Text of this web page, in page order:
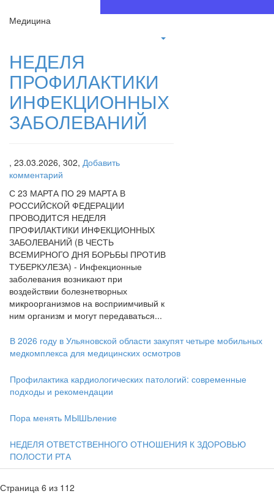
Медицина
НЕДЕЛЯ
ПРОФИЛАКТИКИ
ИНФЕКЦИОННЫХ
ЗАБОЛЕВАНИЙ
, 23.03.2026, 302, Добавить
комментарий
С 23 МАРТА ПО 29 МАРТА В
РОССИЙСКОЙ ФЕДЕРАЦИИ
ПРОВОДИТСЯ НЕДЕЛЯ
ПРОФИЛАКТИКИ ИНФЕКЦИОННЫХ
ЗАБОЛЕВАНИЙ (В ЧЕСТЬ
ВСЕМИРНОГО ДНЯ БОРЬБЫ ПРОТИВ
ТУБЕРКУЛЕЗА) - Инфекционные
заболевания возникают при
воздействии болезнетворных
микроорганизмов на восприимчивый к
ним организм и могут передаваться...
В 2026 году в Ульяновской области закупят четыре мобильных
медкомплекса для медицинских осмотров
Профилактика кардиологических патологий: современные
подходы и рекомендации
Пора менять МЫШЬление
НЕДЕЛЯ ОТВЕТСТВЕННОГО ОТНОШЕНИЯ К ЗДОРОВЬЮ
ПОЛОСТИ РТА
Страница 6 из 112